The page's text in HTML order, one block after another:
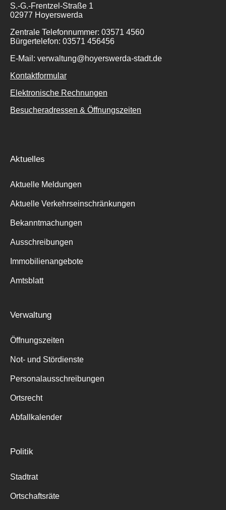
Suche
S.-G.-Frentzel-Straße 1
02977 Hoyerswerda
Zentrale Telefonnummer: 03571 4560
Bürgertelefon: 03571 456456
E-Mail: verwaltung@hoyerswerda-stadt.de
Kontaktformular
Elektronische Rechnungen
Besucheradressen & Öffnungszeiten
Aktuelles
Aktuelle Meldungen
Aktuelle Verkehrseinschränkungen
Bekanntmachungen
Ausschreibungen
Immobilienangebote
Amtsblatt
Verwaltung
Öffnungszeiten
Not- und Stördienste
Personalausschreibungen
Ortsrecht
Abfallkalender
Politik
Stadtrat
Ortschaftsräte